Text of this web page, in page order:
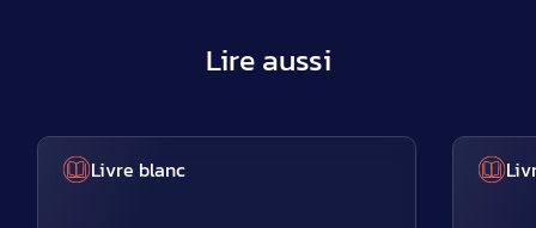
Lire aussi
Livre blanc